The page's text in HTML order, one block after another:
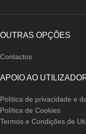
OUTRAS OPÇÕES
Contactos
APOIO AO
Política de privacidade e
Política de Cookies
Termos e Condições de